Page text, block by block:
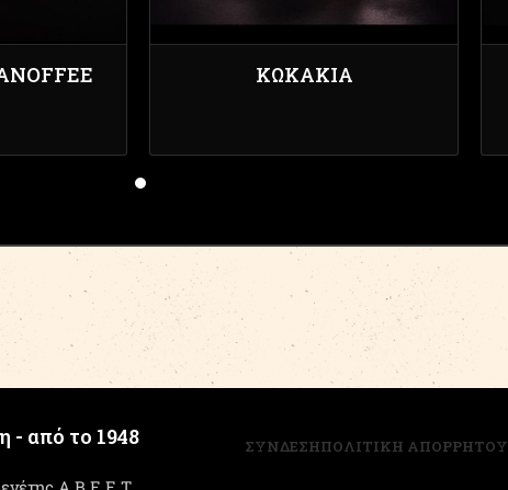
ΚΩΚΆΚΙΑ
- από το 1948 ΣΥΝΔΕΣΗΠΟΛΙΤΙΚΗ ΑΠΟΡΡΗΤΟΥ